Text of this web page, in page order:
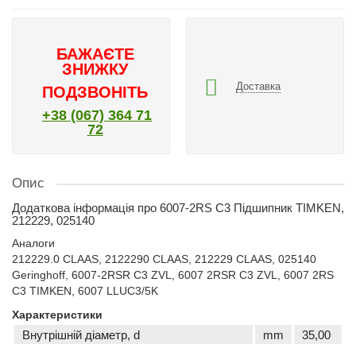
БАЖАЄТЕ
ЗНИЖКУ
ПОДЗВОНІТЬ
+38 (067) 364 71
72
Доставка
Опис
Додаткова інформація про 6007-2RS C3 Підшипник TIMKEN,
212229, 025140
Аналоги
212229.0 CLAAS, 2122290 CLAAS, 212229 CLAAS, 025140
Geringhoff, 6007-2RSR C3 ZVL, 6007 2RSR C3 ZVL, 6007 2RS
C3 TIMKEN, 6007 LLUC3/5K
Характеристики
Внутрішній діаметр, d mm
35,00